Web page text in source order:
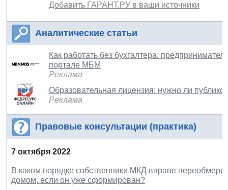
Добавить ГАРАНТ.РУ в ваши источники
Аналитические статьи
Как работать без бухгалтера:
портале МБМ
Реклама
Образовательная лицензия: нужно ли
Реклама
Правовые консультации (практика)
7 октября 2022
В каком порядке собственники МКД вправе
домом, если он уже сформирован?